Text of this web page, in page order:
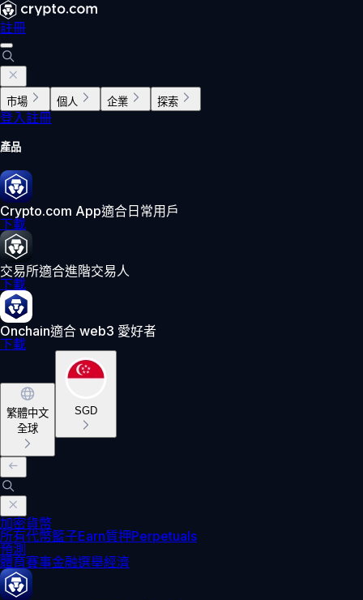
註冊
市場 個人 企業 探索
登入註冊
產品
Crypto.com App適合日常用戶
下載
交易所適合進階交易人
下載
Onchain適合 web3 愛好者
下載
繁體中文
全球
SGD
加密貨幣
所有代幣籃子Earn質押Perpetuals
預測
體育賽事金融選舉經濟